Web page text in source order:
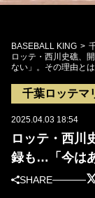
BASEBALL KING
ロッテ・西川史礁、
ない」。その理由とは
千葉ロッテマ
2025.04.03 18:54
ロッテ・西川
録も…「今は
SHARE